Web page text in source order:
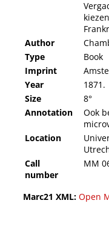
Author
Type
Book
Imprint
Year
1871.
Size
8°
Annotation
Ook
Location
Call
number
MM
Marc21 XML: Open